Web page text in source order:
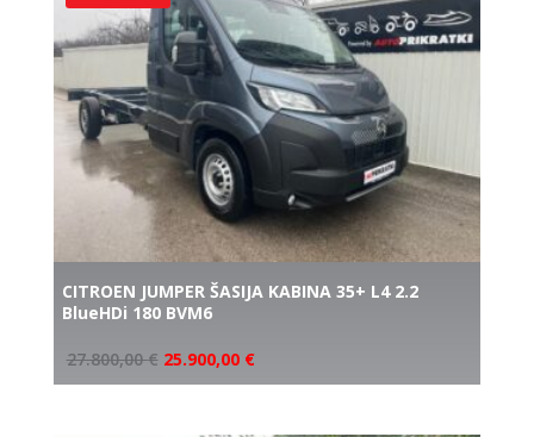
CITROEN JUMPER ŠASIJA KABINA 35+ L4 2.2
BlueHDi 180 BVM6
27.800,00€ 25.900,00 €